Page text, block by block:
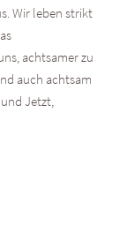
Wir leben strikt
achtsamer zu
auch achtsam
Jetzt,